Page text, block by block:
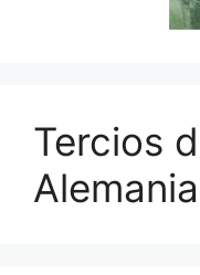
Tercios
Alemania